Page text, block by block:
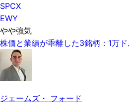
SPCX
EWY
やや強気
株価と業績が乖離した3銘柄：1万
ジェームズ・ フォード